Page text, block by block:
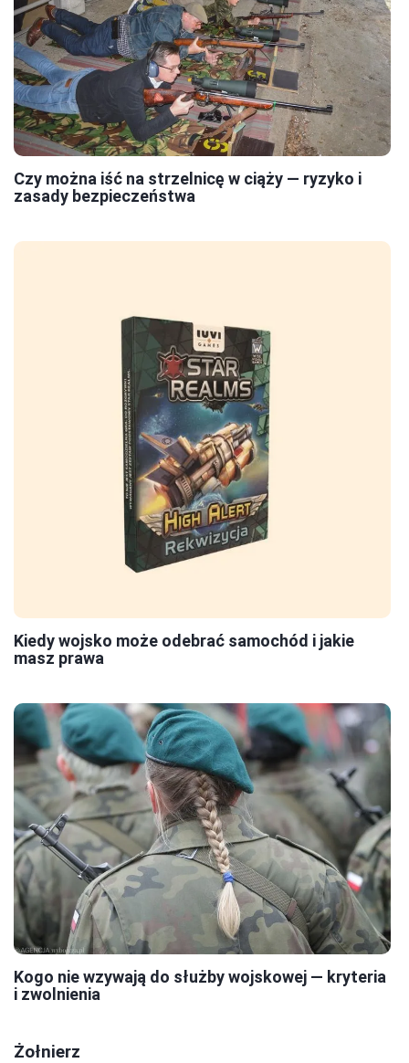
Czy można iść na strzelnicę w ciąży — ryzyko i
zasady bezpieczeństwa
Kiedy wojsko może odebrać samochód i jakie
masz prawa
Kogo nie wzywają do służby wojskowej — kryteria
i zwolnienia
Żołnierz